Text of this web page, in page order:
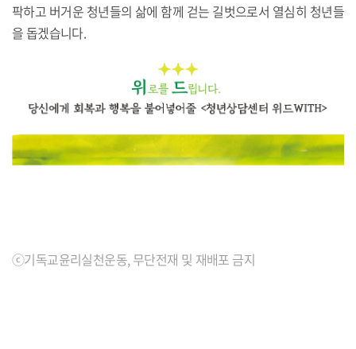
팍하고 버거운 청년들의 삶에 함께 걷는 길벗으로서 열심히 청년들
을 돕겠습니다.
ⓒ기독교윤리실천운동, 무단전재 및 재배포 금지